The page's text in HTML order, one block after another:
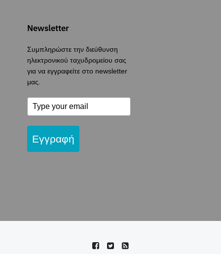
Newsletter
Συμπληρώστε την διεύθυνση
ηλεκτρονικού ταχυδρομείου σας
για να εγγραφείτε στο newsletter
μας.
Εγγραφή